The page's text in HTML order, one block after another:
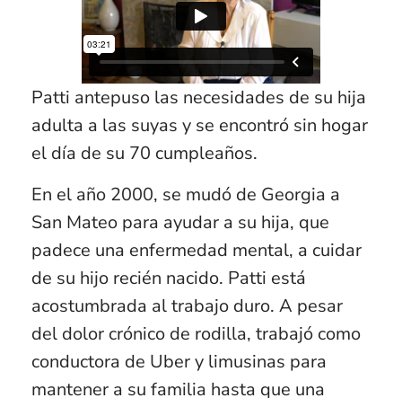
Patti antepuso las necesidades de su hija
adulta a las suyas y se encontró sin hogar
el día de su 70 cumpleaños.
En el año 2000, se mudó de Georgia a
San Mateo para ayudar a su hija, que
padece una enfermedad mental, a cuidar
de su hijo recién nacido. Patti está
acostumbrada al trabajo duro. A pesar
del dolor crónico de rodilla, trabajó como
conductora de Uber y limusinas para
mantener a su familia hasta que una